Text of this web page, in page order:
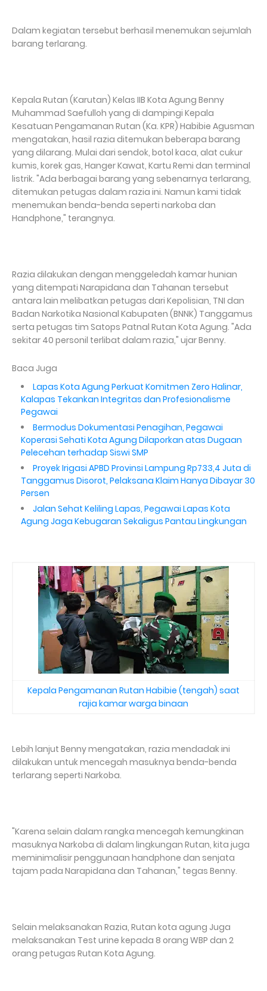
Dalam kegiatan tersebut berhasil menemukan sejumlah
barang terlarang.
Kepala Rutan (Karutan) Kelas IIB Kota Agung Benny
Muhammad Saefulloh yang di dampingi Kepala
Kesatuan Pengamanan Rutan (Ka. KPR) Habibie Agusman
mengatakan, hasil razia ditemukan beberapa barang
yang dilarang. Mulai dari sendok, botol kaca, alat cukur
kumis, korek gas, Hanger Kawat, Kartu Remi dan terminal
listrik. "Ada berbagai barang yang sebenarnya terlarang,
ditemukan petugas dalam razia ini. Namun kami tidak
menemukan benda-benda seperti narkoba dan
Handphone," terangnya.
Razia dilakukan dengan menggeledah kamar hunian
yang ditempati Narapidana dan Tahanan tersebut
antara lain melibatkan petugas dari Kepolisian, TNI dan
Badan Narkotika Nasional Kabupaten (BNNK) Tanggamus
serta petugas tim Satops Patnal Rutan Kota Agung. "Ada
sekitar 40 personil terlibat dalam razia," ujar Benny.
Baca Juga
Lapas Kota Agung Perkuat Komitmen Zero Halinar,
Kalapas Tekankan Integritas dan Profesionalisme
Pegawai
Bermodus Dokumentasi Penagihan, Pegawai
Koperasi Sehati Kota Agung Dilaporkan atas Dugaan
Pelecehan terhadap Siswi SMP
Proyek Irigasi APBD Provinsi Lampung Rp733,4 Juta di
Tanggamus Disorot, Pelaksana Klaim Hanya Dibayar 30
Persen
Jalan Sehat Keliling Lapas, Pegawai Lapas Kota
Agung Jaga Kebugaran Sekaligus Pantau Lingkungan
Kepala Pengamanan Rutan Habibie (tengah) saat
rajia kamar warga binaan
Lebih lanjut Benny mengatakan, razia mendadak ini
dilakukan untuk mencegah masuknya benda-benda
terlarang seperti Narkoba.
"Karena selain dalam rangka mencegah kemungkinan
masuknya Narkoba di dalam lingkungan Rutan, kita juga
meminimalisir penggunaan handphone dan senjata
tajam pada Narapidana dan Tahanan," tegas Benny.
Selain melaksanakan Razia, Rutan kota agung Juga
melaksanakan Test urine kepada 8 orang WBP dan 2
orang petugas Rutan Kota Agung.